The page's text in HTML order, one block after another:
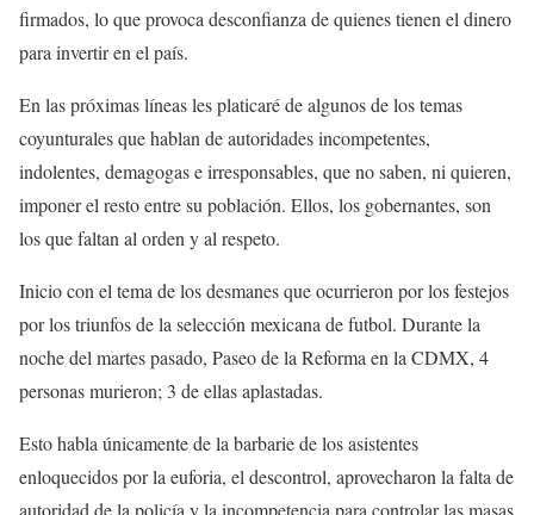
firmados, lo que provoca desconfianza de quienes tienen el dinero
para invertir en el país.
En las próximas líneas les platicaré de algunos de los temas
coyunturales que hablan de autoridades incompetentes,
indolentes, demagogas e irresponsables, que no saben, ni quieren,
imponer el resto entre su población. Ellos, los gobernantes, son
los que faltan al orden y al respeto.
Inicio con el tema de los desmanes que ocurrieron por los festejos
por los triunfos de la selección mexicana de futbol. Durante la
noche del martes pasado, Paseo de la Reforma en la CDMX, 4
personas murieron; 3 de ellas aplastadas.
Esto habla únicamente de la barbarie de los asistentes
enloquecidos por la euforia, el descontrol, aprovecharon la falta de
autoridad de la policía y la incompetencia para controlar las masas